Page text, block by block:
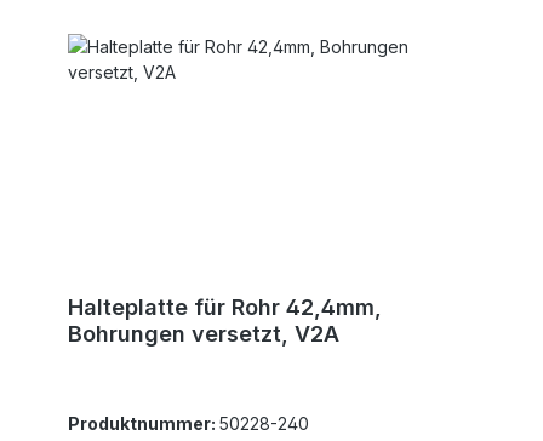
Halteplatte für Rohr 42,4mm,
Bohrungen versetzt, V2A
Produktnummer: 50228-240